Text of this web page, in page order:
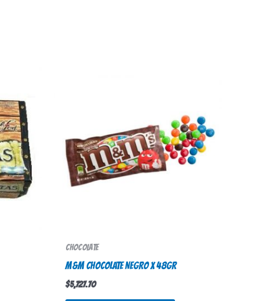
Chocolate
M&M CHOCOLATE NEGRO X 48GR
$5,727.70